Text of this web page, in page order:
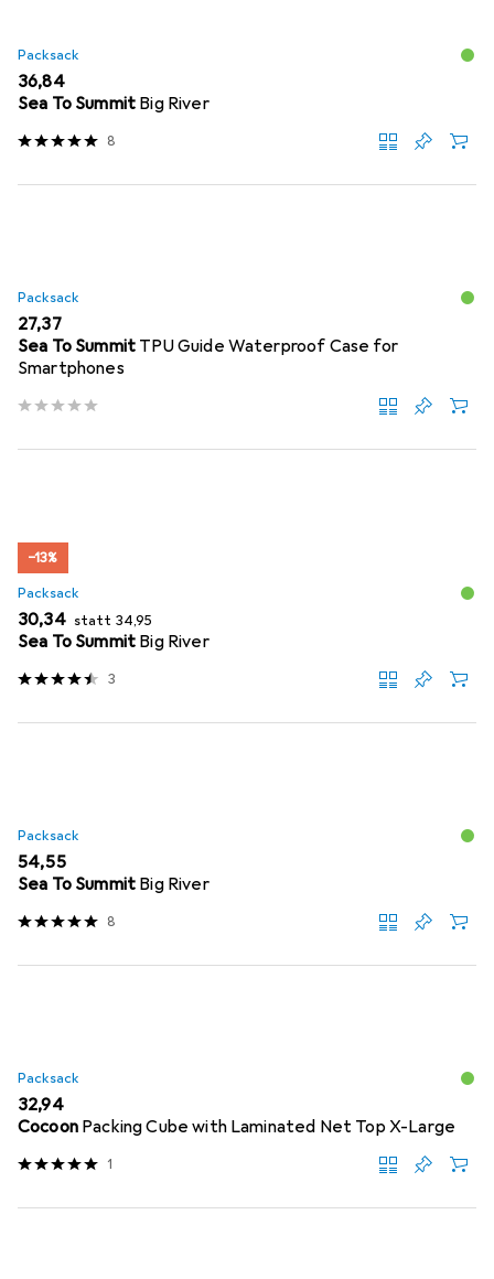
Packsack
EUR
36,84
Sea To Summit Big River
8
Packsack
EUR
27,37
Sea To Summit TPU Guide Waterproof Case for
Smartphones
−13%
Packsack
EUR
30,34 statt EUR
34,95
Sea To Summit Big River
3
Packsack
EUR
54,55
Sea To Summit Big River
8
Packsack
EUR
32,94
Cocoon Packing Cube with Laminated Net Top X-Large
1